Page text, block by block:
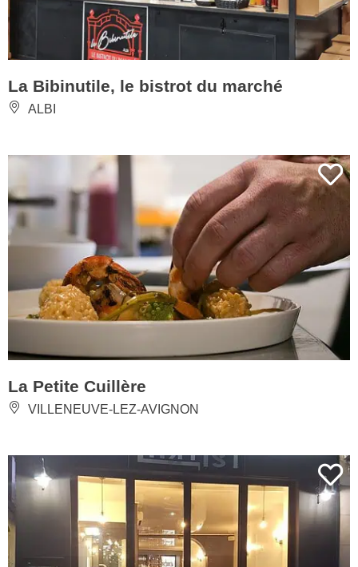
La Bibinutile, le bistrot du marché
ALBI
La Petite Cuillère
VILLENEUVE-LEZ-AVIGNON